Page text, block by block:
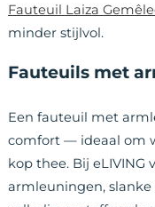
Fauteuil Laiza
minder stijlvol.
Fauteuils met
Een fauteuil met
comfort — ideaal om
kop thee. Bij
armleuningen,